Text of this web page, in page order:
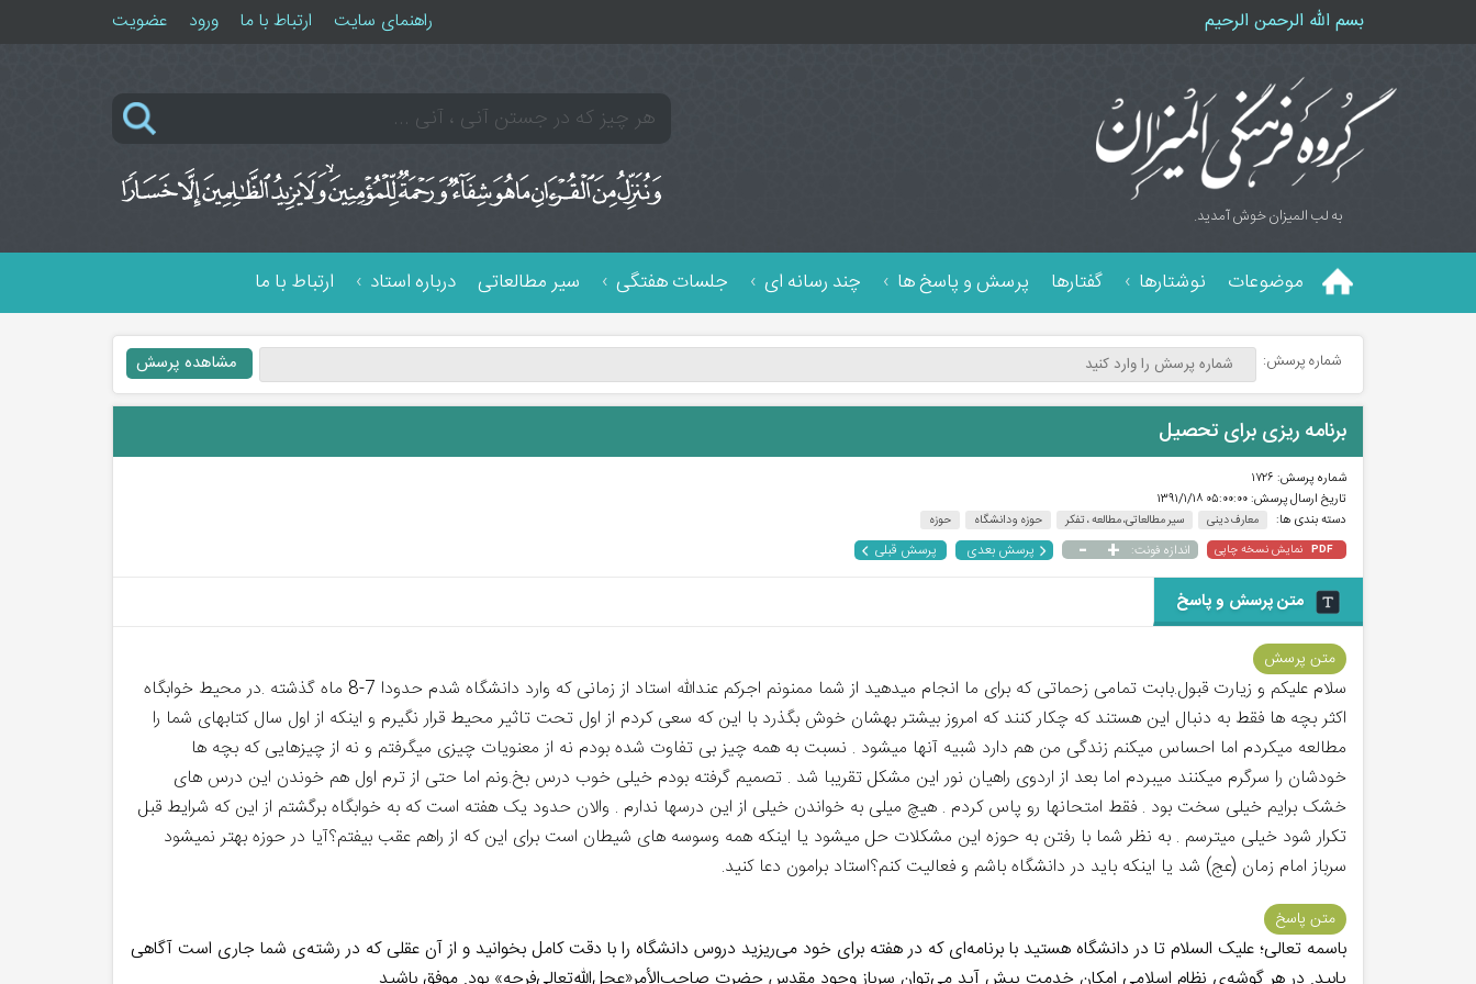
بسم الله الرحمن الرحیم راهنمای سایت ارتباط با ما ورود عضویت
به لب المیزان خوش آمدید.
موضوعات نوشتارها گفتارها پرسش و پاسخ ها چند رسانه ای جلسات هفتگی سیر مطالعاتی درباره استاد ارتباط با ما
شماره پرسش:
برنامه ریزی برای تحصیل
شماره پرسش: ۱۷۲۶
تاریخ ارسال پرسش:۰۵:۰۰:۰۰ ۱۳۹۱/۱/۱۸
دسته بندی ها:
معارف دینی سیر مطالعاتی، مطالعه ، تفکر حوزه و دانشگاه حوزه
PDF نمایش نسخه چاپی اندازه فونت: +
- پرسش بعدی پرسش قبلی
متن پرسش و پاسخ
متن پرسش
سلام علیکم و زیارت قبول.بابت تمامی زحماتی که برای ما انجام میدهید از شما ممنونم اجرکم عندالله استاد از زمانی که وارد دانشگاه شدم حدودا 7-8 ماه گذشته .در محیط خوابگاه
اکثر بچه ها فقط به دنبال این هستند که چکار کنند که امروز بیشتر بهشان خوش بگذرد با این که سعی کردم از اول تحت تاثیر محیط قرار نگیرم و اینکه از اول سال کتابهای شما را
مطالعه میکردم اما احساس میکنم زندگی من هم دارد شبیه آنها میشود . نسبت به همه چیز بی تفاوت شده بودم نه از معنویات چیزی میگرفتم و نه از چیزهایی که بچه ها
خودشان را سرگرم میکنند میبردم اما بعد از اردوی راهیان نور این مشکل تقریبا شد . تصمیم گرفته بودم خیلی خوب درس بخ.ونم اما حتی از ترم اول هم خوندن این درس های
خشک برایم خیلی سخت بود . فقط امتحانها رو پاس کردم . هیچ میلی به خواندن خیلی از این درسها ندارم . والان حدود یک هفته است که به خوابگاه برگشتم از این که شرایط قبل
تکرار شود خیلی میترسم . به نظر شما با رفتن به حوزه این مشکلات حل میشود یا اینکه همه وسوسه های شیطان است برای این که از راهم عقب بیفتم؟آیا در حوزه بهتر نمیشود
سرباز امام زمان (عج) شد یا اینکه باید در دانشگاه باشم و فعالیت کنم؟استاد برامون دعا کنید.
متن پاسخ
باسمه تعالی؛ علیک السلام تا در دانشگاه هستید با برنامه‌ای که در هفته برای خود می‌ریزید دروس دانشگاه را با دقت کامل بخوانید و از آن عقلی که در رشته‌ی شما جاری است آگاهی